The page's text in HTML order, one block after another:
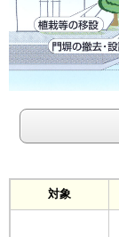
対象